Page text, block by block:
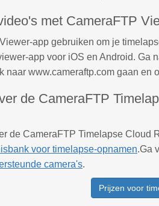
met CameraFTP
app gebruiken om je
app voor iOS en Android. Ga
naar www.cameraftp.com gaan
de CameraFTP
de CameraFTP Timelapse
voor timelapse-opnamen.Ga
camera's.
Prijzen voor